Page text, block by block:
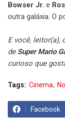
Bowser Jr. e
outra galáxia. O
E você, leitor(a),
de Super Mario
curioso que
Tags: Cinema
Facebook